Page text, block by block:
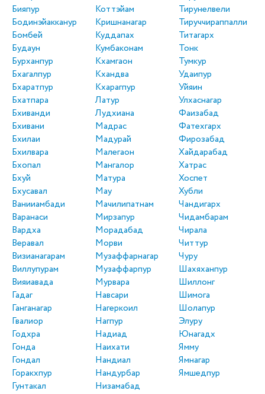
Бияпур
Бодинэйакканур
Бомбей
Будаун
Бурханпур
Бхагалпур
Бхаратпур
Бхатпара
Бхиванди
Бхивани
Бхилаи
Бхилвара
Бхопал
Бхуй
Бхусавал
Ванииамбади
Варанаси
Вардха
Веравал
Визианагарам
Виллупурам
Вияиавада
Гадаг
Ганганагар
Гвалиор
Годхра
Гонда
Гондал
Горакхпур
Гунтакал
Коттэйам
Кришнанагар
Куддапах
Кумбаконам
Кхамгаон
Кхандва
Кхарагпур
Латур
Лудхиана
Мадрас
Мадурай
Малегаон
Мангалор
Матура
Мау
Мачилипатнам
Мирзапур
Морадабад
Морви
Музаффарнагар
Музаффарпур
Мурвара
Навсари
Нагеркоил
Нагпур
Надиад
Наихати
Нандиал
Нандурбар
Низамабад
Тирунелвели
Тируччираппалли
Титагарх
Тонк
Тумкур
Удаипур
Уйяин
Улхаснагар
Фаизабад
Фатехгарх
Фирозабад
Хайдарабад
Хатрас
Хоспет
Хубли
Чандигарх
Чидамбарам
Чирала
Читтур
Чуру
Шахяханпур
Шиллонг
Шимога
Шолапур
Элуру
Юнагадх
Ямму
Ямнагар
Ямшедпур